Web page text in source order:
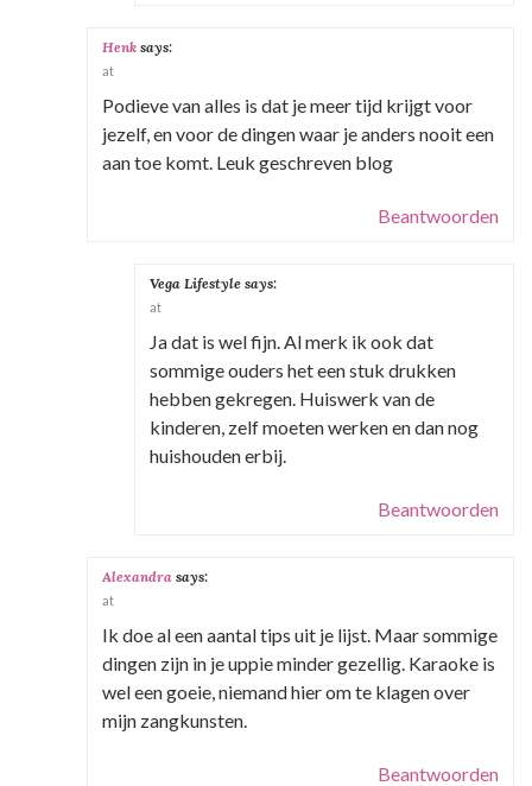
Henk says:
at
Podieve van alles is dat je meer tijd krijgt voor
jezelf, en voor de dingen waar je anders nooit een
aan toe komt. Leuk geschreven blog
Beantwoorden
Vega Lifestyle says:
at
Ja dat is wel fijn. Al merk ik ook dat
sommige ouders het een stuk drukken
hebben gekregen. Huiswerk van de
kinderen, zelf moeten werken en dan nog
huishouden erbij.
Beantwoorden
Alexandra says:
at
Ik doe al een aantal tips uit je lijst. Maar sommige
dingen zijn in je uppie minder gezellig. Karaoke is
wel een goeie, niemand hier om te klagen over
mijn zangkunsten.
Beantwoorden